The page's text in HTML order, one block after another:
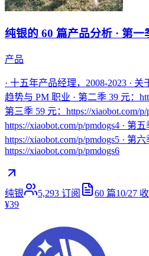
纯银的 60 篇产品分析 · 第一
产品
· 十五年产品经理，2008-2023 ·
趋势与 PM 职业 · 第二季 39 元：
第三季 59 元：https://xiaobot.com/p/
https://xiaobot.com/p/pmdogs4 · 第五
https://xiaobot.com/p/pmdogs5 · 第
https://xiaobot.com/p/pmdogs6
纯银 5,293 订阅 60 篇10/27
¥39